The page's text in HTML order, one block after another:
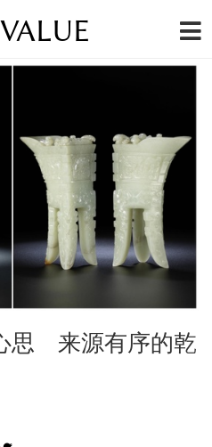
思 来源有序的乾